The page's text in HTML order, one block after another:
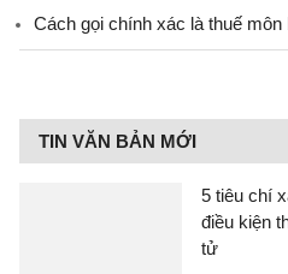
Cách gọi chính xác là thuế
TIN VĂN BẢN MỚI
5 tiêu chí
điều kiện
tử